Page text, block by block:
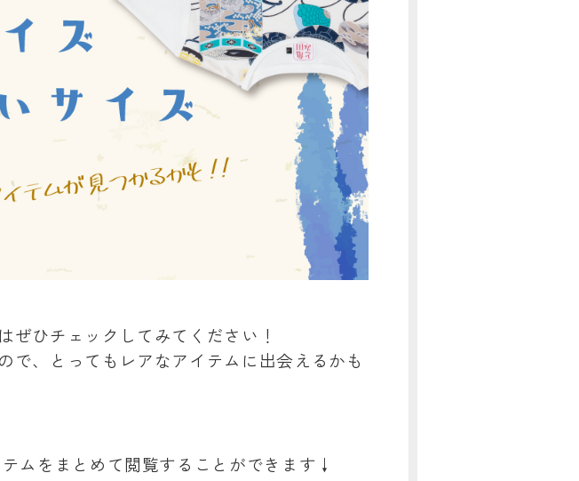
ぜひチェックしてみてください！
で、とってもレアなアイテムに出会えるかも
ムをまとめて閲覧することができます↓